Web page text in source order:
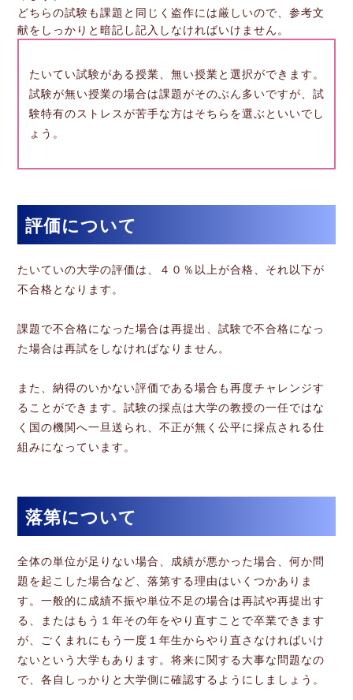
どちらの試験も課題と同じく盗作には厳しいので、参考文
献をしっかりと暗記し記入しなければいけません。
たいてい試験がある授業、無い授業と選択ができます。
試験が無い授業の場合は課題がそのぶん多いですが、試
験特有のストレスが苦手な方はそちらを選ぶといいでし
ょう。
評価について
たいていの大学の評価は、４０％以上が合格、それ以下が
不合格となります。
課題で不合格になった場合は再提出、試験で不合格になっ
た場合は再試をしなければなりません。
また、納得のいかない評価である場合も再度チャレンジす
ることができます。試験の採点は大学の教授の一任ではな
く国の機関へ一旦送られ、不正が無く公平に採点される仕
組みになっています。
落第について
全体の単位が足りない場合、成績が悪かった場合、何か問
題を起こした場合など、落第する理由はいくつかありま
す。一般的に成績不振や単位不足の場合は再試や再提出す
る、またはもう１年その年をやり直すことで卒業できます
が、ごくまれにもう一度１年生からやり直さなければいけ
ないという大学もあります。将来に関する大事な問題なの
で、各自しっかりと大学側に確認するようにしましょう。